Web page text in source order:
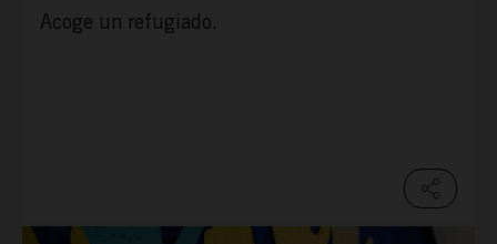
Acoge un refugiado.